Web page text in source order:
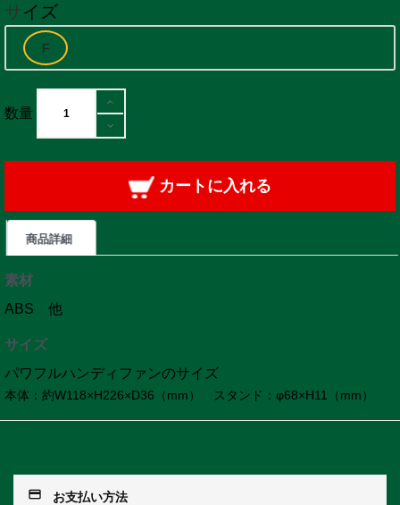
サイズ
数量
カートに入れる
商品詳細
素材
ABS 他
サイズ
パワフルハンディファンのサイズ
本体：約W118×H226×D36（mm） スタンド：φ68×H11（mm）
payment お支払い方法